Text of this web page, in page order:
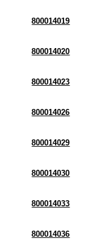
800014019
800014020
800014023
800014026
800014029
800014030
800014033
800014036